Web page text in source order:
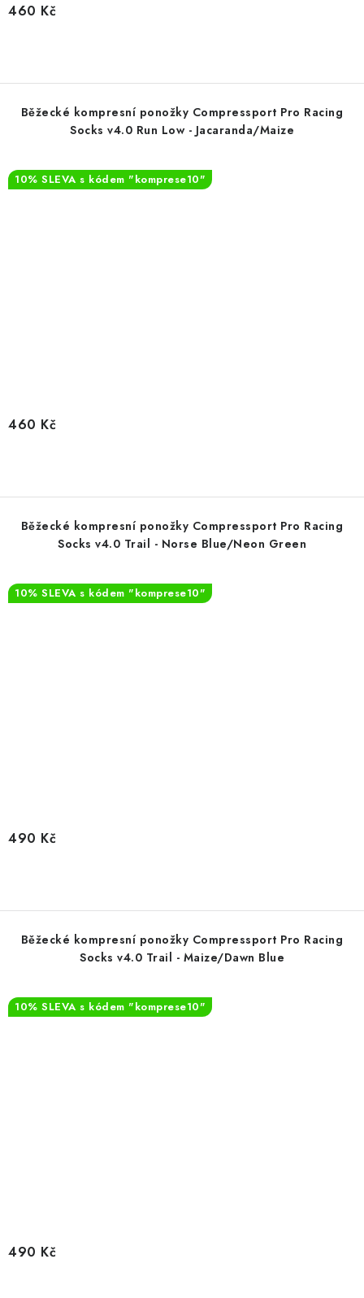
460 Kč
Běžecké kompresní ponožky Compressport Pro Racing
Socks v4.0 Run Low - Jacaranda/Maize
10% SLEVA s kódem "komprese10"
460 Kč
Běžecké kompresní ponožky Compressport Pro Racing
Socks v4.0 Trail - Norse Blue/Neon Green
10% SLEVA s kódem "komprese10"
490 Kč
Běžecké kompresní ponožky Compressport Pro Racing
Socks v4.0 Trail - Maize/Dawn Blue
10% SLEVA s kódem "komprese10"
490 Kč